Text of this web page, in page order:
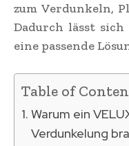
zum Verdunkeln,
Dadurch lässt
eine passende
Table of
Warum ein
Verdunkelung